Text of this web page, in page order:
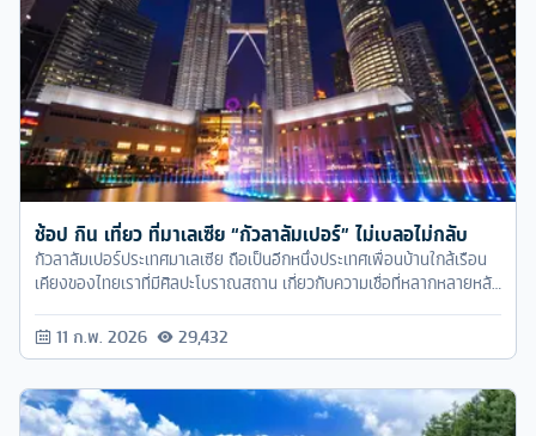
ช้อป กิน เที่ยว ที่มาเลเซีย “กัวลาลัมเปอร์” ไม่เบลอไม่กลับ
กัวลาลัมเปอร์ประเทศมาเลเซีย ถือเป็นอีกหนึ่งประเทศเพื่อนบ้านใกล้เรือน
เคียงของไทยเราที่มีศิลปะโบราณสถาน เกี่ยวกับความเชื่อที่หลากหลายหลัง
11 ก.พ. 2026 29,432